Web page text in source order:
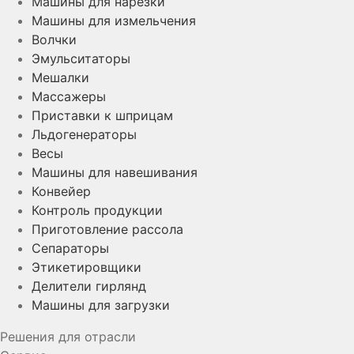
Машины для измельчения
Волчки
Эмульситаторы
Мешалки
Массажеры
Приставки к шприцам
Льдогенераторы
Весы
Машины для навешивания
Конвейер
Контроль продукции
Приготовление рассола
Сепараторы
Этикетировщики
Делители гирлянд
Машины для загрузки
Решения для отрасли